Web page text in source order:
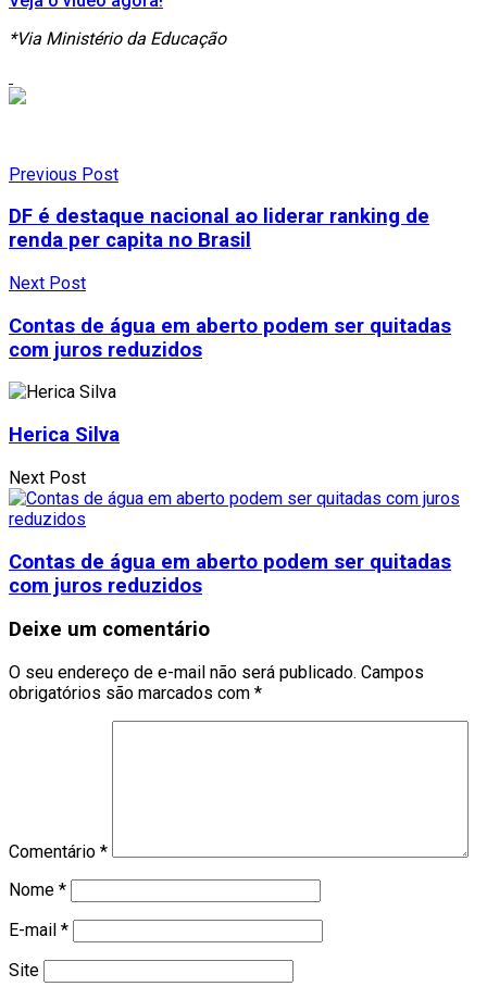
*Via Ministério da Educação
Previous Post
DF é destaque nacional ao liderar ranking de
renda per capita no Brasil
Next Post
Contas de água em aberto podem ser quitadas
com juros reduzidos
Herica Silva
Next Post
Contas de água em aberto podem ser quitadas
com juros reduzidos
Deixe um comentário
O seu endereço de e-mail não será publicado. Campos
obrigatórios são marcados com *
Comentário *
Nome *
E-mail *
Site